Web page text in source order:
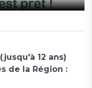
12 ans)
de la Région :